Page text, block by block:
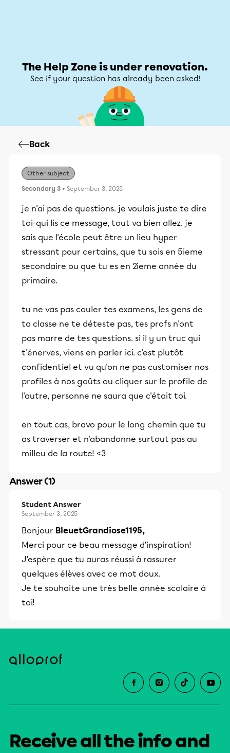
The Help Zone is under renovation.
See if your question has already been asked!
Back
Other subject
Secondary 3 • September 3, 2025
je n'ai pas de questions. je voulais juste te dire
toi-qui lis ce message, tout va bien allez. je
sais que l'école peut être un lieu hyper
stressant pour certains, que tu sois en 5ieme
secondaire ou que tu es en 2ieme année du
primaire.
tu ne vas pas couler tes examens, les gens de
ta classe ne te déteste pas, tes profs n'ont
pas marre de tes questions. si il y un truc qui
t'énerves, viens en parler ici. c'est plutôt
confidentiel et vu qu'on ne pas customiser nos
profiles à nos goûts ou cliquer sur le profile de
l'autre, personne ne saura que c'était toi.
en tout cas, bravo pour le long chemin que tu
as traverser et n'abandonne surtout pas au
milleu de la route! <3
Answer (1)
Student Answer
September 3, 2025
Bonjour BleuetGrandiose1195,
Merci pour ce beau message d’inspiration!
J’espère que tu auras réussi à rassurer
quelques élèves avec ce mot doux.
Je te souhaite une très belle année scolaire à
toi!
Receive all the info and